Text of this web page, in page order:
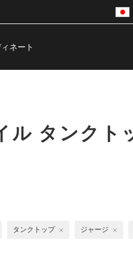
ネート
ル タンクト
タンクトップ ジャージ